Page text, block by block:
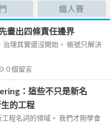
鐵人賽
畫出四條責任邊界
理其實還沒開始。 帳號只解決
0個留言
：這些不只是新名
的工程
程名詞的領域。 我們才剛學會